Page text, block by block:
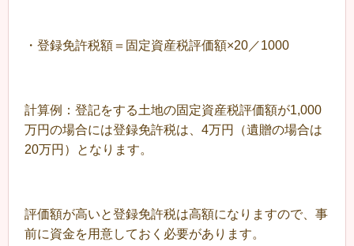
・登録免許税額＝固定資産税評価額×20／1000
計算例：登記をする土地の固定資産税評価額が1,000
万円の場合には登録免許税は、4万円（遺贈の場合は
20万円）となります。
評価額が高いと登録免許税は高額になりますので、事
前に資金を用意しておく必要があります。